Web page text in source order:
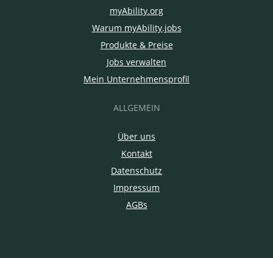
myAbility.org
Warum myAbility.jobs
Produkte & Preise
Jobs verwalten
Mein Unternehmensprofil
ALLGEMEIN
Über uns
Kontakt
Datenschutz
Impressum
AGBs